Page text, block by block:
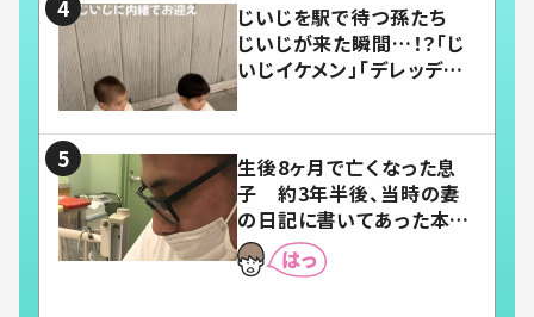
じいじを駅で待つ孫たち
じいじが来た瞬間…！？「じ
いじイケメン」「デレッデレ」
生後8ヶ月で亡くなった息
子 約3年半後、当時の妻
の日記に書いてあった本音
とは